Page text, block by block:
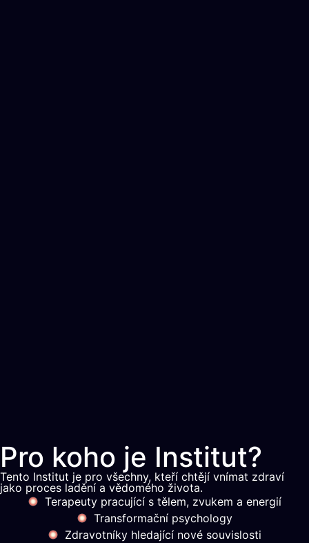
Pro koho je Institut?
Tento Institut je pro všechny, kteří chtějí vnímat zdraví
jako proces ladění a vědomého života.
Terapeuty pracující s tělem, zvukem a energií
Transformační psychology
Zdravotníky hledající nové souvislosti